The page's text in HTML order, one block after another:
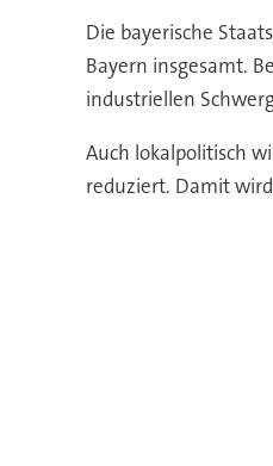
Die bayerische
Bayern insgesamt.
industriellen
Auch lokalpolitisch
reduziert. Damit